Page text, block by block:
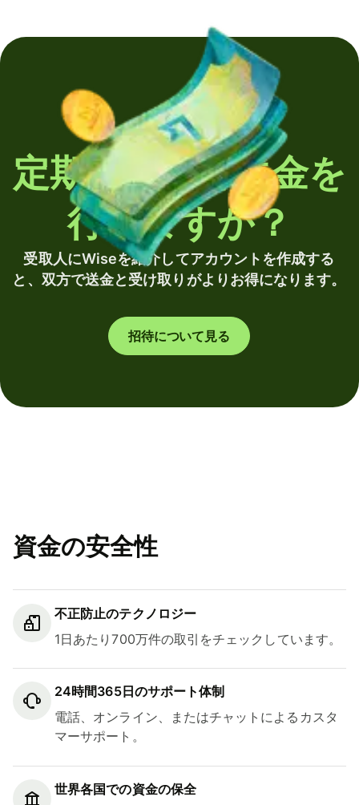
定期的に海外送金を
行いますか？
受取人にWiseを紹介してアカウントを作成する
と、双方で送金と受け取りがよりお得になります。
招待について見る
資金の安全性
不正防止のテクノロジー
1日あたり700万件の取引をチェックしています。
24時間365日のサポート体制
電話、オンライン、またはチャットによるカスタ
マーサポート。
世界各国での資金の保全